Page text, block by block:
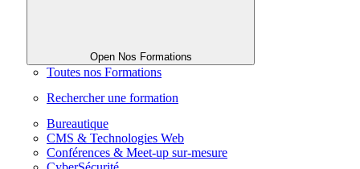
Open Nos Formations
Toutes nos Formations
Rechercher une formation
Bureautique
CMS & Technologies Web
Conférences & Meet-up sur-mesure